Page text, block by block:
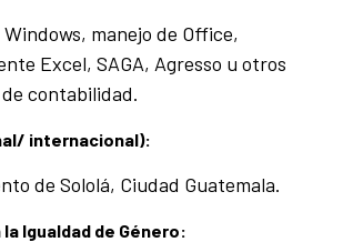
Windows, manejo de Office,
Excel, SAGA, Agresso u otros
contabilidad.
internacional):
de Sololá, Ciudad Guatemala.
Igualdad de Género: